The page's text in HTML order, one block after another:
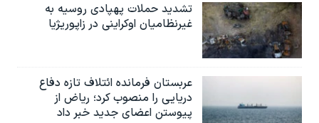
تشدید حملات پهپادی روسیه به
غیرنظامیان اوکراینی در زاپوریژیا
عربستان فرمانده ائتلاف تازه دفاع
دریایی را منصوب کرد؛ ریاض از
پیوستن اعضای جدید خبر داد